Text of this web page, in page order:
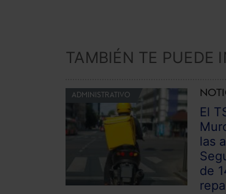
TAMBIÉN TE PUEDE
ADMINISTRATIVO
El
las
de